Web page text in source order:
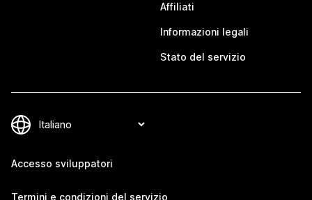
Affiliati
Informazioni legali
Stato del servizio
Accesso sviluppatori
Termini e condizioni del servizio